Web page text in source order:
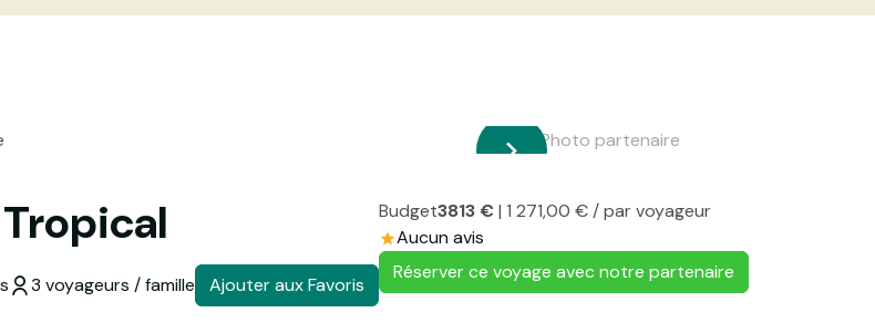
3 voyageurs / famille Ajouter aux Favoris
Budget3813 €| 1 271,00 € / par voyageur
Aucun avis
Réserver ce voyage avec notre partenaire